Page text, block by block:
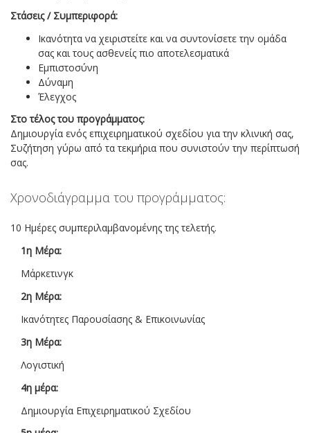
Στάσεις / Συμπεριφορά:
Ικανότητα να χειριστείτε και να συντονίσετε την ομάδα
σας και τους ασθενείς πιο αποτελεσματικά
Εμπιστοσύνη
Δύναμη
Έλεγχος
Στο τέλος του προγράμματος:
Δημιουργία ενός επιχειρηματικού σχεδίου για την κλινική σας,
Συζήτηση γύρω από τα τεκμήρια που συνιστούν την περίπτωσή
σας.
Χρονοδιάγραμμα του προγράμματος:
10 Ημέρες συμπεριλαμβανομένης της τελετής.
1η Μέρα:
Μάρκετινγκ
2η Μέρα:
Ικανότητες Παρουσίασης & Επικοινωνίας
3η Μέρα:
Λογιστική
4η μέρα:
Δημιουργία Επιχειρηματικού Σχεδίου